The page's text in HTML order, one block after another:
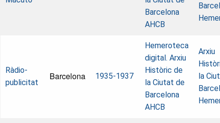
Barcelona
AHCB
Ràdio-
publicitat
Barcelona 1935-1937
Hemeroteca
digital. Arxiu
Històric de
la Ciutat de
Barcelona
AHCB
Arxiu
la